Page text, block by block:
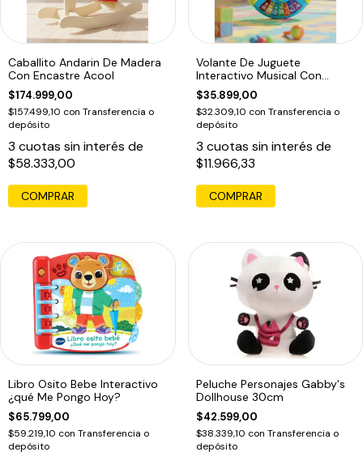
Caballito Andarin De Madera
Con Encastre Acool
$174.999,00
$157.499,10 con Transferencia o
depósito
3 cuotas sin interés de
$58.333,00
Volante De Juguete
Interactivo Musical Con
Sonido Y Luces
$35.899,00
$32.309,10 con Transferencia o
depósito
3 cuotas sin interés de
$11.966,33
Libro Osito Bebe Interactivo
¿qué Me Pongo Hoy?
$65.799,00
$59.219,10 con Transferencia o
depósito
Peluche Personajes Gabby's
Dollhouse 30cm
$42.599,00
$38.339,10 con Transferencia o
depósito